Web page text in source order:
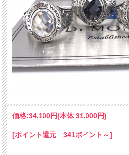
価格:34,100円(本体 31,000円)
[ポイント還元 341ポイント～]